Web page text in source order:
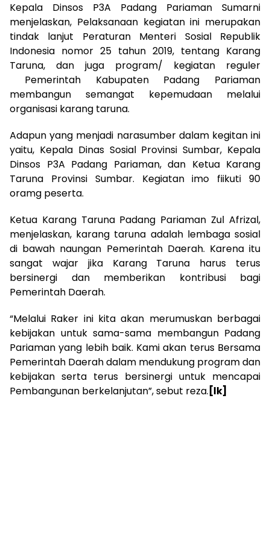
Kepala Dinsos P3A Padang Pariaman Sumarni
menjelaskan, Pelaksanaan kegiatan ini merupakan
tindak lanjut Peraturan Menteri Sosial Republik
Indonesia nomor 25 tahun 2019, tentang Karang
Taruna, dan juga program/ kegiatan reguler
Pemerintah Kabupaten Padang Pariaman
membangun semangat kepemudaan melalui
organisasi karang taruna.
Adapun yang menjadi narasumber dalam kegitan ini
yaitu, Kepala Dinas Sosial Provinsi Sumbar, Kepala
Dinsos P3A Padang Pariaman, dan Ketua Karang
Taruna Provinsi Sumbar. Kegiatan imo fiikuti 90
oramg peserta.
Ketua Karang Taruna Padang Pariaman Zul Afrizal,
menjelaskan, karang taruna adalah lembaga sosial
di bawah naungan Pemerintah Daerah. Karena itu
sangat wajar jika Karang Taruna harus terus
bersinergi dan memberikan kontribusi bagi
Pemerintah Daerah.
“Melalui Raker ini kita akan merumuskan berbagai
kebijakan untuk sama-sama membangun Padang
Pariaman yang lebih baik. Kami akan terus Bersama
Pemerintah Daerah dalam mendukung program dan
kebijakan serta terus bersinergi untuk mencapai
Pembangunan berkelanjutan”, sebut reza. [lk]